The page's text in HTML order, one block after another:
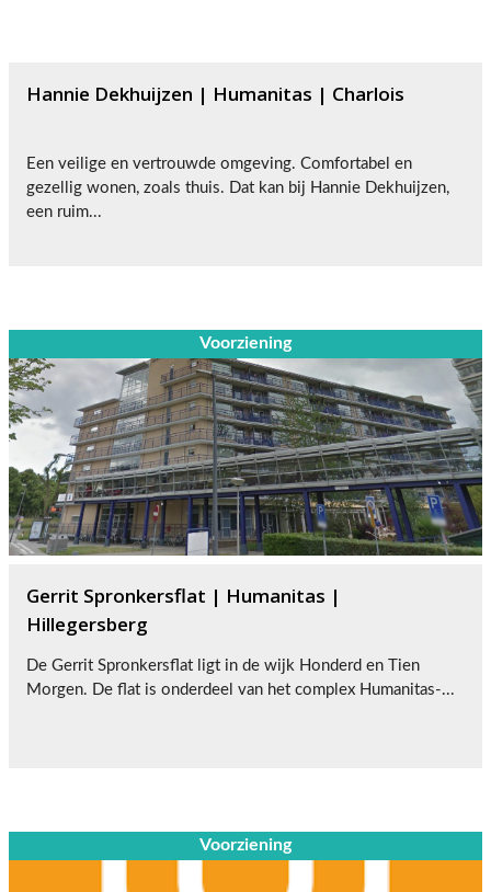
Voorziening
Voorziening
Gerrit Spronkersflat | Humanitas |
Hillegersberg
De Gerrit Spronkersflat ligt in de wijk Honderd en Tien
Morgen. De flat is onderdeel van het complex Humanitas-...
Hannie Dekhuijzen | Humanitas | Charlois
Een veilige en vertrouwde omgeving. Comfortabel en
gezellig wonen, zoals thuis. Dat kan bij Hannie Dekhuijzen,
een ruim...